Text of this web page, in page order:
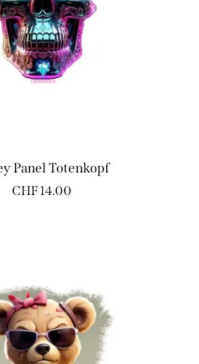
Panel Totenkopf
CHF14.00